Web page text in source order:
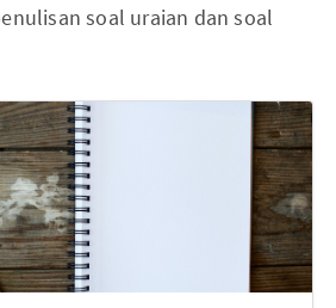
soal uraian dan soal